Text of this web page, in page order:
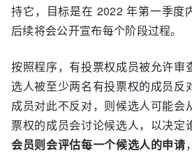
持它，目标是在 2022 年第一季度
后续将会公开宣布每个阶段过程。
按照程序，有投票权成员被允许审
选人被至少两名有投票权的成员反
成员对此不反对，则候选人可能会
票权的成员会讨论候选人，以决定
会员则会评估每一个候选人的申请